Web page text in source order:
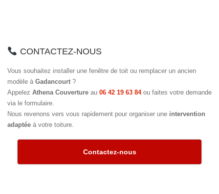
CONTACTEZ-NOUS
Vous souhaitez installer une fenêtre de toit ou remplacer un ancien
modèle à Gadancourt ?
Appelez Athena Couverture au 06 42 19 63 84ou faites votre demande
via le formulaire.
Nous revenons vers vous rapidement pour organiser une intervention
adaptée à votre toiture.
Contactez-nous